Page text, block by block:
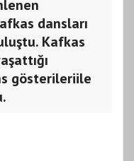
dansları
Kafkas
gösterileriile